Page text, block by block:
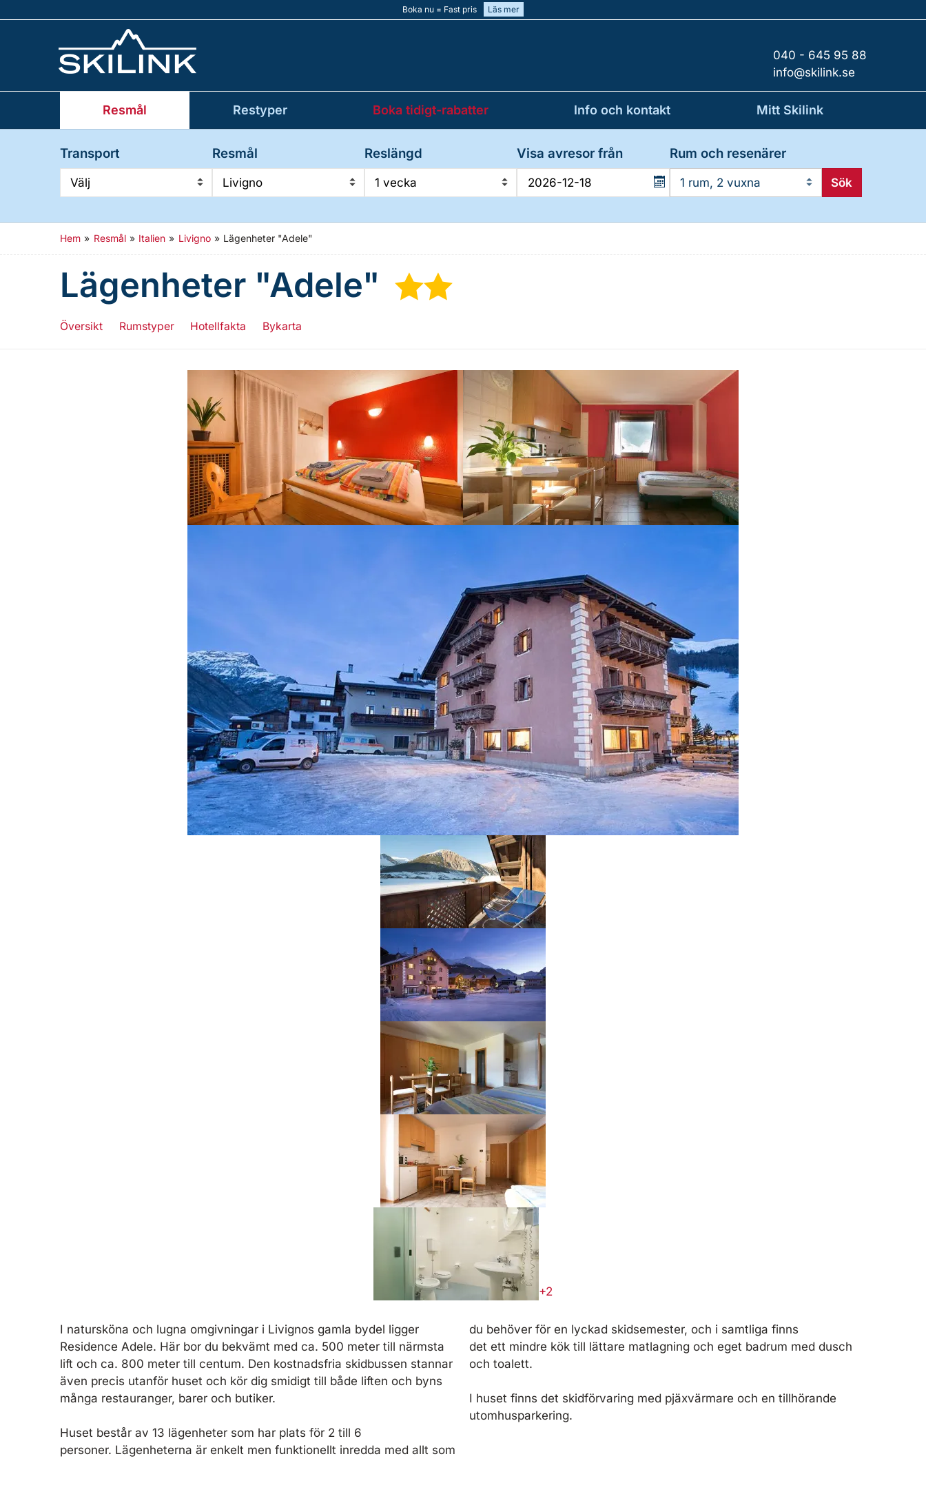
Boka nu = Fast pris Läs mer
040 - 645 95 88
info@skilink.se
Resmål Restyper Boka tidigt-rabatter Info och kontakt Mitt Skilink
Transport
Välj
Resmål
Livigno
Reslängd
1 vecka
Visa avresor från Rum och resenärer
1 rum, 2 vuxna Sök
Hem » Resmål » Italien » Livigno » Lägenheter "Adele"
Lägenheter "Adele" ★
Översikt Rumstyper Hotellfakta Bykarta
+2
I natursköna och lugna omgivningar i Livignos gamla bydel ligger
Residence Adele. Här bor du bekvämt med ca. 500 meter till närmsta
lift och ca. 800 meter till centum. Den kostnadsfria skidbussen stannar
även precis utanför huset och kör dig smidigt till både liften och byns
många restauranger, barer och butiker.
Huset består av 13 lägenheter som har plats för 2 till 6
personer. Lägenheterna är enkelt men funktionellt inredda med allt som
du behöver för en lyckad skidsemester, och i samtliga finns
det ett mindre kök till lättare matlagning och eget badrum med dusch
och toalett.
I huset finns det skidförvaring med pjäxvärmare och en tillhörande
utomhusparkering.